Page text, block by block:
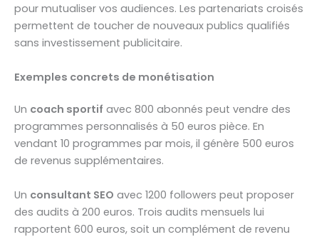
pour mutualiser vos audiences. Les partenariats croisés
permettent de toucher de nouveaux publics qualifiés
sans investissement publicitaire.
Exemples concrets de monétisation
Un coach sportif avec 800 abonnés peut vendre des
programmes personnalisés à 50 euros pièce. En
vendant 10 programmes par mois, il génère 500 euros
de revenus supplémentaires.
Un consultant SEO avec 1200 followers peut proposer
des audits à 200 euros. Trois audits mensuels lui
rapportent 600 euros, soit un complément de revenu